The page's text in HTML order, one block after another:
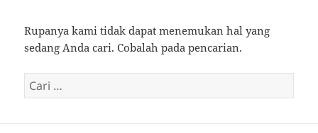
Rupanya kami tidak dapat menemukan hal yang
sedang Anda cari. Cobalah pada pencarian.
Cari
untuk: